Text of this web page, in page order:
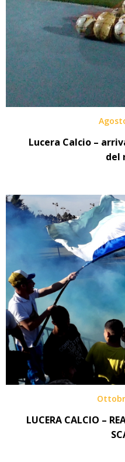
Lucera Calcio –
del
LUCERA CALCIO –